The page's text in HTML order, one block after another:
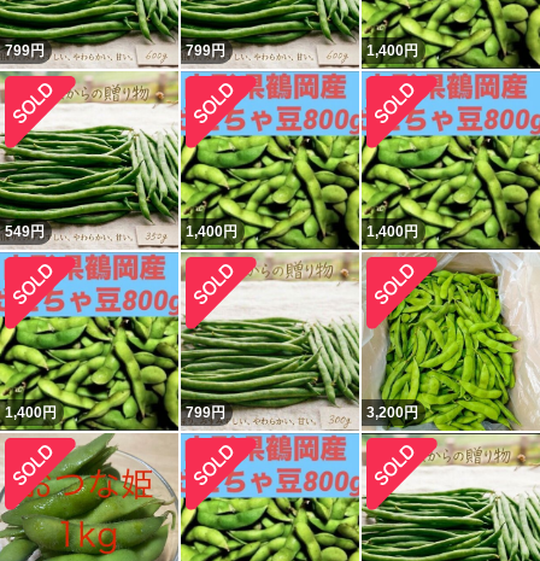
799円 799円 1,400円
549円 1,400円 1,400円
1,400円 799円 3,200円